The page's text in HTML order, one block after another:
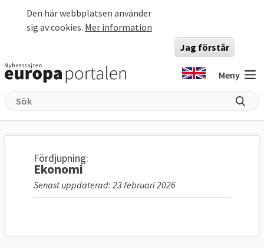
Den här webbplatsen använder
sig av cookies. Mer information
Jag förstår
Meny
Fördjupning:
Ekonomi
Senast uppdaterad: 23 februari 2026